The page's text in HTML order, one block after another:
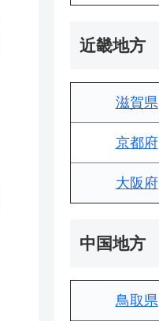
近畿地方
滋賀県
京都府
大阪府
中国地方
鳥取県